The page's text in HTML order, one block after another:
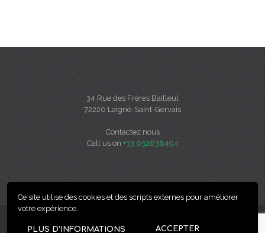
Ce site utilise des cookies et des scripts externes pour améliorer
votre expérience.
PLUS D'INFORMATIONS ACCEPTER
34 Rue des Frères Bailleul
72220 Laigné-Saint-Gervais
Contactez nous
Call us on +33 632638494
COLSG 2024.Réalisé par idéesculture